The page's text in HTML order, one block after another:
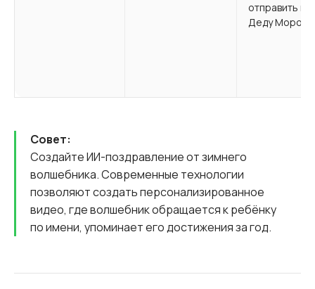
отправить
Деду Морозу.
Совет:
Cоздайте ИИ-поздравление от зимнего
волшебника. Современные технологии
позволяют создать персонализированное
видео, где волшебник обращается к ребёнку
по имени, упоминает его достижения за год.